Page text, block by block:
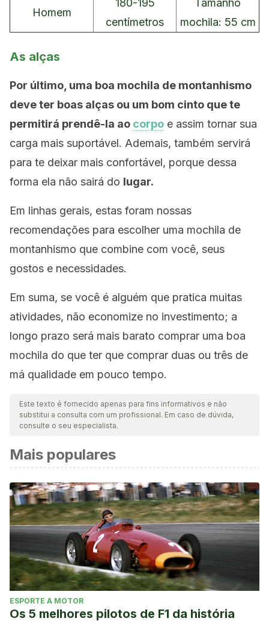
Homem
180-195
centímetros
Tamanho
mochila: 55 cm
As alças
Por último, uma boa mochila de montanhismo
deve ter boas alças ou um bom cinto que te
permitirá prendê-la ao corpo e assim tornar sua
carga mais suportável. Ademais, também servirá
para te deixar mais confortável, porque dessa
forma ela não sairá do lugar.
Em linhas gerais, estas foram nossas
recomendações para escolher uma mochila de
montanhismo que combine com você, seus
gostos e necessidades.
Em suma, se você é alguém que pratica muitas
atividades, não economize no investimento; a
longo prazo será mais barato comprar uma boa
mochila do que ter que comprar duas ou três de
má qualidade em pouco tempo.
Este texto é fornecido apenas para fins informativos e não
substitui a consulta com um profissional. Em caso de dúvida,
consulte o seu especialista.
Mais populares
ESPORTE A MOTOR
Os 5 melhores pilotos de F1 da história